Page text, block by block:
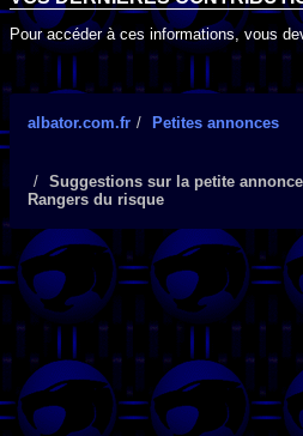
Pour accéder à ces informations, vous
albator.com.fr Petites annonces
Suggestions sur la petite annonce
Rangers du risque